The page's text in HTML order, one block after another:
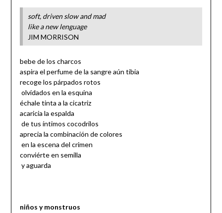
soft, driven slow and mad
like a new lenguage
JIM MORRISON
bebe de los charcos
aspira el perfume de la sangre aún tibia
recoge los párpados rotos
olvidados en la esquina
échale tinta a la cicatriz
acaricia la espalda
de tus íntimos cocodrilos
aprecia la combinación de colores
en la escena del crimen
conviérte en semilla
y aguarda
niños y monstruos